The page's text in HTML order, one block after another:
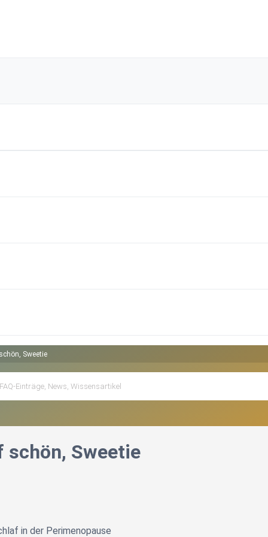
Sweetie
schön, Sweetie
in der Perimenopause